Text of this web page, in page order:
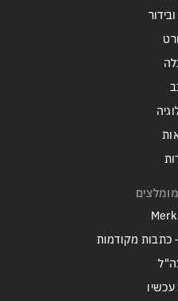
כתבות מקודמות